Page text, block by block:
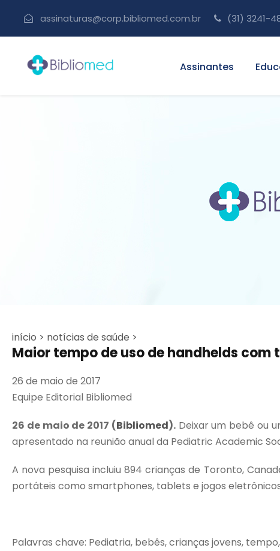
assinaturas@corp.bibliomed.com.br (31) 3241-
Assinantes
início > notícias de saúde >
Maior tempo de uso de handhelds
26 de maio de 2017
Equipe Editorial Bibliomed
26 de maio de 2017 (Bibliomed).Deixar um bebê ou
apresentado na reunião anual da Pediatric Academic
A nova pesquisa incluiu 894 crianças de Toronto,
portáteis como smartphones, tablets e jogos
Palavras chave: Pediatria, bebês, crianças jovens,